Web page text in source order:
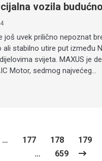
vozila
još uvek prilično nepoznat
ali stabilno utire put između
svijeta. MAXUS je
Motor, sedmog najvećeg…
… 177 178 179
…
659